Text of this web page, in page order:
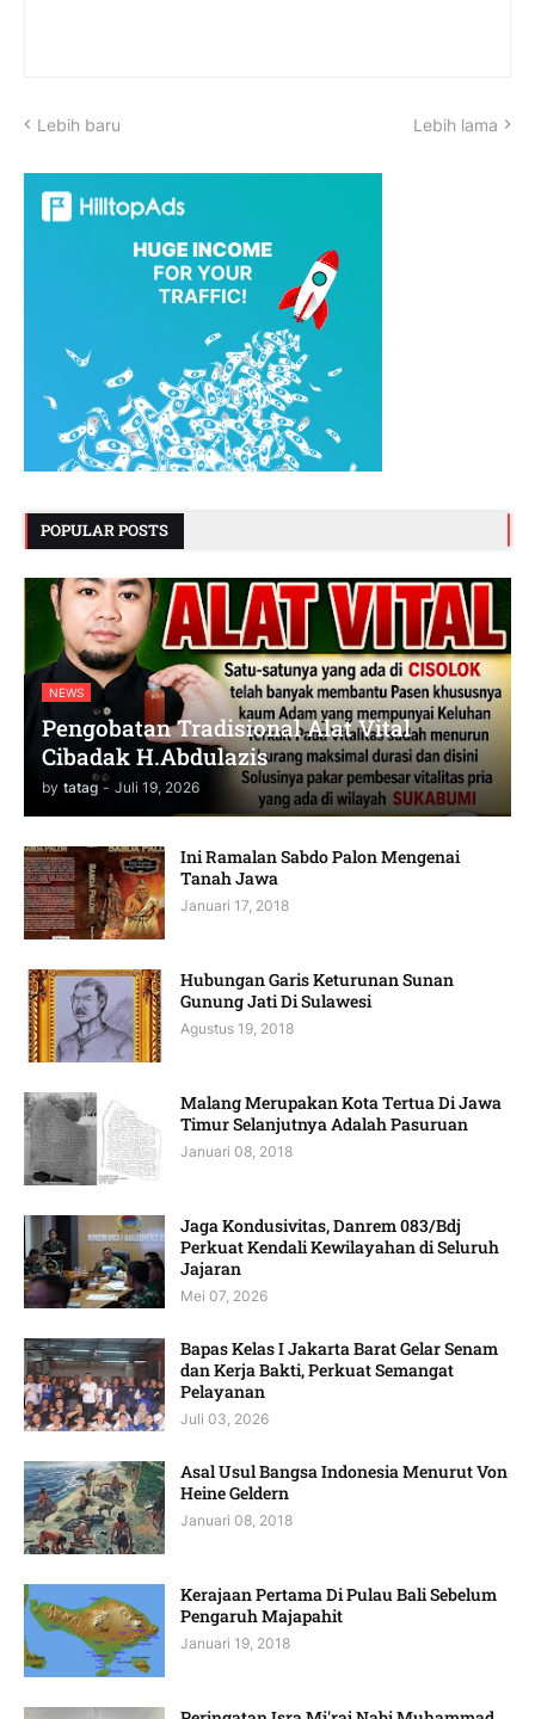
Lebih baru Lebih lama
POPULAR POSTS
NEWS
Pengobatan Tradisional Alat Vital
Cibadak H.Abdulazis
by tatag - Juli 19, 2026
Ini Ramalan Sabdo Palon Mengenai
Tanah Jawa
Januari 17, 2018
Hubungan Garis Keturunan Sunan
Gunung Jati Di Sulawesi
Agustus 19, 2018
Malang Merupakan Kota Tertua Di Jawa
Timur Selanjutnya Adalah Pasuruan
Januari 08, 2018
Jaga Kondusivitas, Danrem 083/Bdj
Perkuat Kendali Kewilayahan di Seluruh
Jajaran
Mei 07, 2026
Bapas Kelas I Jakarta Barat Gelar Senam
dan Kerja Bakti, Perkuat Semangat
Pelayanan
Juli 03, 2026
Asal Usul Bangsa Indonesia Menurut Von
Heine Geldern
Januari 08, 2018
Kerajaan Pertama Di Pulau Bali Sebelum
Pengaruh Majapahit
Januari 19, 2018